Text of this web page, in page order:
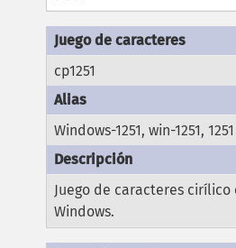
cp1251
Windows-1251, win-1251, 1251
Juego de caracteres cirílico
Windows.